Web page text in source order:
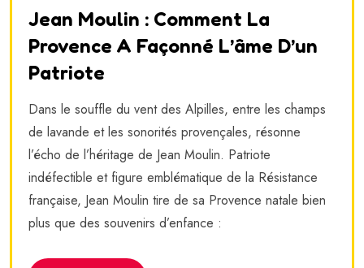
Jean Moulin : Comment La
Provence A Façonné L’âme D’un
Patriote
Dans le souffle du vent des Alpilles, entre les champs
de lavande et les sonorités provençales, résonne
l’écho de l’héritage de Jean Moulin. Patriote
indéfectible et figure emblématique de la Résistance
française, Jean Moulin tire de sa Provence natale bien
plus que des souvenirs d’enfance :